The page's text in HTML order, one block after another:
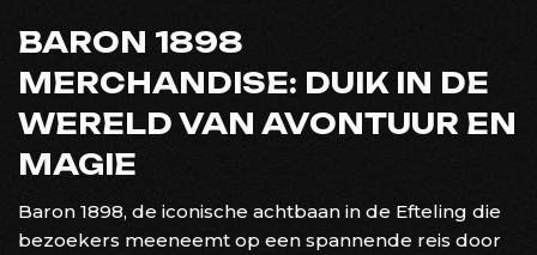
BARON 1898
MERCHANDISE: DUIK IN DE
WERELD VAN AVONTUUR EN
MAGIE
Baron 1898, de iconische achtbaan in de Efteling die
bezoekers meeneemt op een spannende reis door